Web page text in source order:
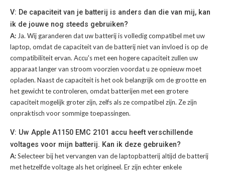
V: De capaciteit van je batterij is anders dan die van mij, kan
ik de jouwe nog steeds gebruiken?
A: Ja. Wij garanderen dat uw batterij is volledig compatibel met uw
laptop, omdat de capaciteit van de batterij niet van invloed is op de
compatibiliteit ervan. Accu's met een hogere capaciteit zullen uw
apparaat langer van stroom voorzien voordat u ze opnieuw moet
opladen. Naast de capaciteit is het ook belangrijk om de grootte en
het gewicht te controleren, omdat batterijen met een grotere
capaciteit mogelijk groter zijn, zelfs als ze compatibel zijn. Ze zijn
onpraktisch voor sommige toepassingen.
V: Uw Apple A1150 EMC 2101 accu heeft verschillende
voltages voor mijn batterij. Kan ik deze gebruiken?
A:Selecteer bij het vervangen van de laptopbatterij altijd de batterij
met hetzelfde voltage als het origineel. Er zijn echter enkele